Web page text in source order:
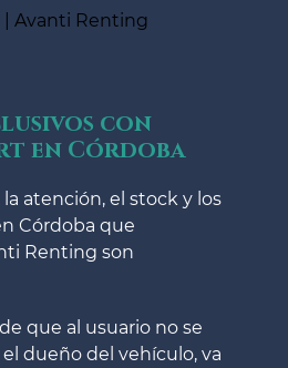
con
en Córdoba
la atención, el stock y los
Córdoba que
Renting son
que al usuario no se
el dueño del vehículo, va